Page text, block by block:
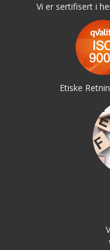
Utførende vegger
Kan
Vi er sertifisert i
Etiske